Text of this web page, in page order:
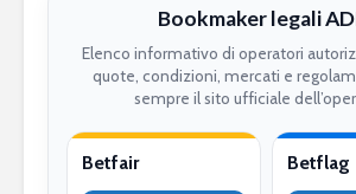
Bookmaker legali
Elenco informativo di operatori
quote, condizioni, mercati e
sempre il sito ufficiale
Betfair Betflag